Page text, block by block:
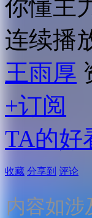
你懂主
连续播
王雨厚
+订阅
TA的好
收藏 分享到 评论
内容如涉